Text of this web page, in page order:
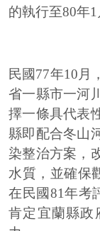
的執行至80年1
民國77年10月
省一縣市一河
擇一條具代表
縣即配合冬山
染整治方案，
水質，並確保
在民國81年考
肯定宜蘭縣政